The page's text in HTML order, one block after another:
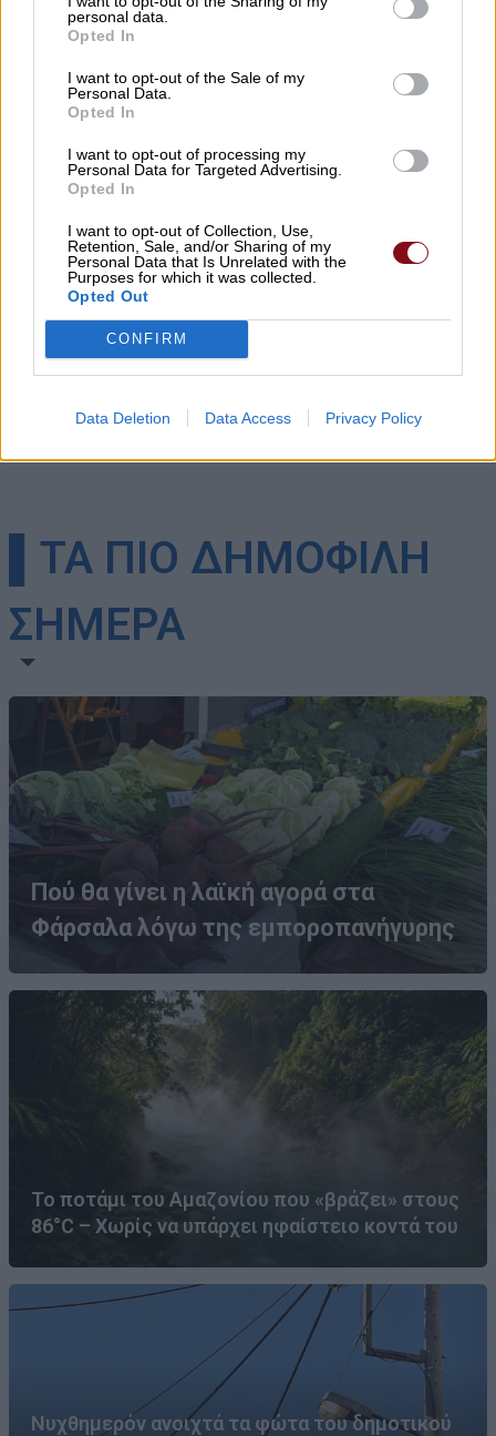
personal data.
Opted In
I want to opt-out of the Sale of my
Personal Data.
Opted In
I want to opt-out of processing my
Personal Data for Targeted Advertising.
Opted In
I want to opt-out of Collection, Use,
Retention, Sale, and/or Sharing of my
Personal Data that Is Unrelated with the
Purposes for which it was collected.
Opted Out
CONFIRM
Data Deletion Data Access Privacy Policy
άρθρου ή μέρους αυτών μόνο αν αναφέρεται ως πηγή το
https://paidis.com/
και υπάρχει ενεργός σύνδεσμος.
Facebook
▌ΤΑ ΠΙΟ ΔΗΜΟΦΙΛΗ
ΣΗΜΕΡΑ
Πού θα γίνει η λαϊκή αγορά στα
Φάρσαλα λόγω της εμποροπανήγυρης
Το ποτάμι του Αμαζονίου που «βράζει» στους
86°C – Χωρίς να υπάρχει ηφαίστειο κοντά του
Νυχθημερόν ανοιχτά τα φώτα του δημοτικού